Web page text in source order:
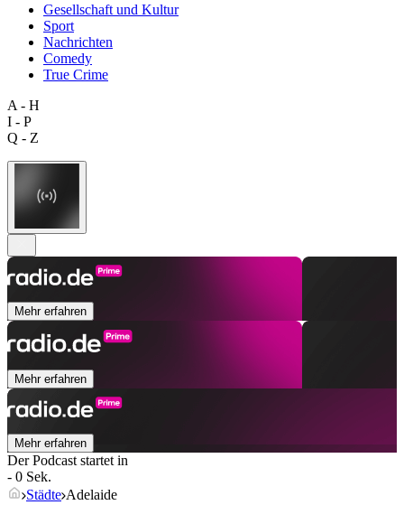
Gesellschaft und Kultur
Sport
Nachrichten
Comedy
True Crime
A - H
I - P
Q - Z
Mehr erfahren
Mehr erfahren
Mehr erfahren
Der Podcast startet in
- 0 Sek.
Städte Adelaide